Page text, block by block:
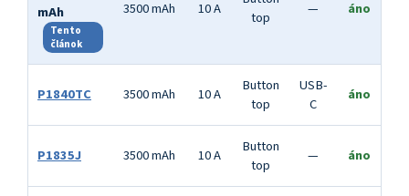
mAh
Tento
článok
3500 mAh 10 A
top
— áno
P1840TC 3500 mAh 10 A
Button
top
USB-
C
áno
P1835J 3500 mAh 10 A
Button
top
— áno